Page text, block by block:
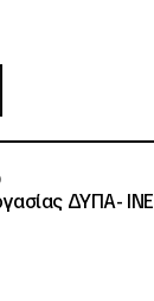
ΔΥΠΑ-